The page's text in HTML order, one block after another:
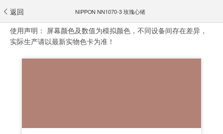
返回 NIPPON NN1070-3 玫瑰心绪
使用声明： 屏幕颜色及数值为模拟颜色，不同设备间存在差异，
实际生产请以最新实物色卡为准！